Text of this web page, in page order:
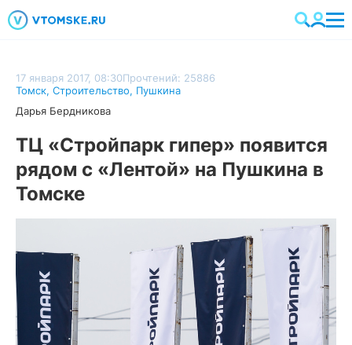
17 января 2017, 08:30Прочтений: 25886
Томск, Строительство, Пушкина
Дарья Бердникова
ТЦ «Стройпарк гипер» появится
рядом с «Лентой» на Пушкина в
Томске